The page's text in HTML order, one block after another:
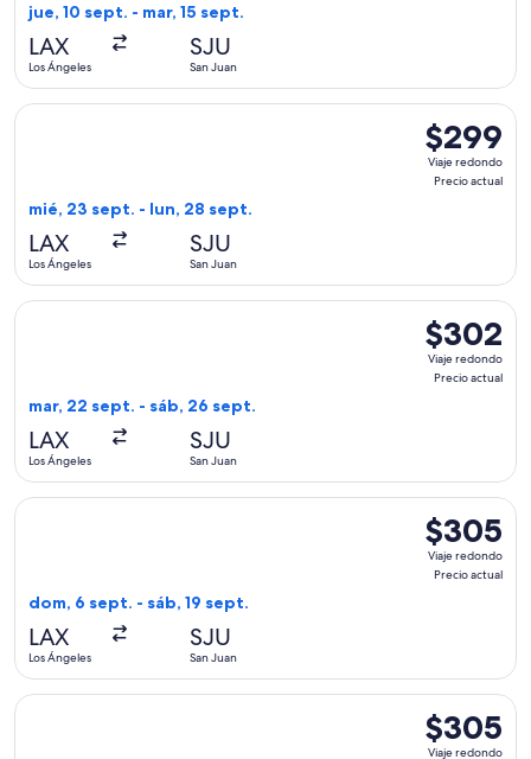
jue, 10 sept. - mar, 15 sept.
LAX
Los Ángeles
SJU
San Juan
$299
Viaje
redondo,
$299
Viaje redondo
Precio actual
mié, 23 sept. - lun, 28 sept.
LAX
Los Ángeles
SJU
San Juan
Seleccionar vuelo de American Airlines, con salida el mié,
$302
Viaje
redondo,
$302
Viaje redondo
Precio actual
mar, 22 sept. - sáb, 26 sept.
LAX
Los Ángeles
SJU
San Juan
Seleccionar vuelo de American Airlines, con salida el mar,
$305
Viaje
redondo,
$305
Viaje redondo
Precio actual
dom, 6 sept. - sáb, 19 sept.
LAX
Los Ángeles
SJU
San Juan
Seleccionar vuelo de American Airlines, con salida el dom,
$305
Viaje
$305
Viaje redondo
Seleccionar vuelo de United, con salida el vie, 11 sept.